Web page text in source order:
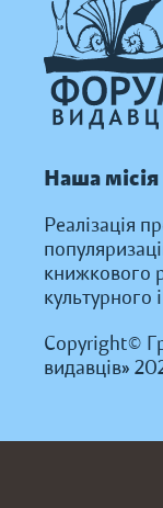
Наша місія
Реалізація
книжкового
культурного
Copyright©
видавців»